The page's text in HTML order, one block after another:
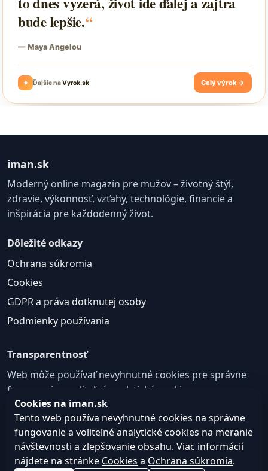
iman.sk
Moderný online magazín pre mužov – životný štýl,
zdravie, výkonnosť, vzťahy, technológie, financie a
inšpirácia pre každodenný život.
Dôležité odkazy
Ochrana súkromia
Cookies
GDPR a práva dotknutej osoby
Podmienky používania
Transparentnosť
Web môže používať nevyhnutné cookies pre správne
fungovanie a voliteľné analytické cookies na
zlepšovanie obsahu a používateľskej skúsenosti.
Nastavenie cookies
© 2026 Web design, tvorba webu a SEO –Consultee,
Cookies na iman.sk
Tento web používa nevyhnutné cookies na správne
fungovanie a voliteľné analytické cookies na meranie
návštevnosti a zlepšovanie obsahu. Viac informácií
nájdete na stránke Cookies a Ochrana súkromia.